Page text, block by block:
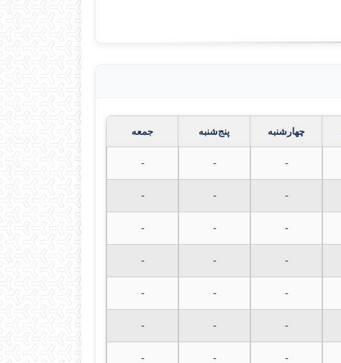
چهارشنبه پنج‌شنبه جمعه
-
-
-
-
-
-
-
-
-
-
-
-
-
-
-
-
-
-
-
-
-